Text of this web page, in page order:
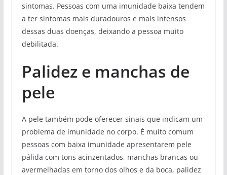
sintomas. Pessoas com uma imunidade baixa tendem
a ter sintomas mais duradouros e mais intensos
dessas duas doenças, deixando a pessoa muito
debilitada.
Palidez e manchas de
pele
A pele também pode oferecer sinais que indicam um
problema de imunidade no corpo. É muito comum
pessoas com baixa imunidade apresentarem pele
pálida com tons acinzentados, manchas brancas ou
avermelhadas em torno dos olhos e da boca, palidez